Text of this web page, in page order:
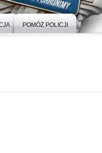
POMÓŻ POLICJI